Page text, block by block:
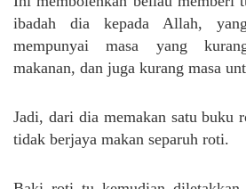
ibadah dia kepada Allah,
mempunyai masa yang
makanan, dan juga kurang masa
Jadi, dari dia memakan satu buku
tidak berjaya makan separuh roti.